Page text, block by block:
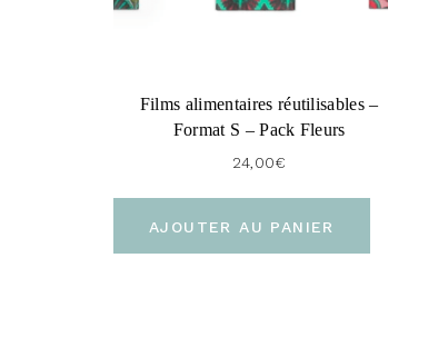
Films alimentaires réutilisables –
Format S – Pack Fleurs
24,00€
AJOUTER AU PANIER